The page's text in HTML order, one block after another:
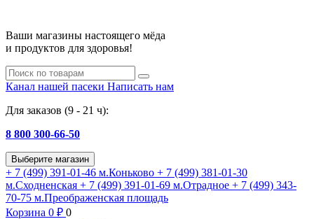
Ваши магазины настоящего мёда
и продуктов для здоровья!
Канал нашей пасеки Написать нам
Для заказов (9 - 21 ч):
8 800 300-66-50
Выберите магазин
+ 7 (499) 391-01-46 м.Коньково + 7 (499) 381-01-30
м.Сходненская + 7 (499) 391-01-69 м.Отрадное + 7 (499) 343-
70-75 м.Преображенская площадь
Корзина 0 ₽ 0